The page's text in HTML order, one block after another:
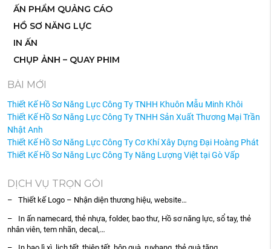
ẤN PHẨM QUẢNG CÁO
HỒ SƠ NĂNG LỰC
IN ẤN
CHỤP ẢNH – QUAY PHIM
BÀI MỚI
Thiết Kế Hồ Sơ Năng Lực Công Ty TNHH Khuôn Mẫu Minh Khôi
Thiết Kế Hồ Sơ Năng Lực Công Ty TNHH Sản Xuất Thương Mại Trần
Nhật Anh
Thiết Kế Hồ Sơ Năng Lực Công Ty Cơ Khí Xây Dựng Đại Hoàng Phát
Thiết Kế Hồ Sơ Năng Lực Công Ty Năng Lượng Việt tại Gò Vấp
DỊCH VỤ TRỌN GÓI
– Thiết kế Logo – Nhận diện thương hiệu, website…
– In ấn namecard, thẻ nhựa, folder, bao thư, Hồ sơ năng lực, sổ tay, thẻ
nhân viên, tem nhãn, decal,…